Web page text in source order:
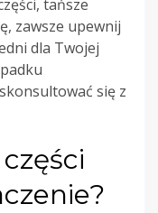
tańsze
zawsze upewnij
dla Twojej
się z